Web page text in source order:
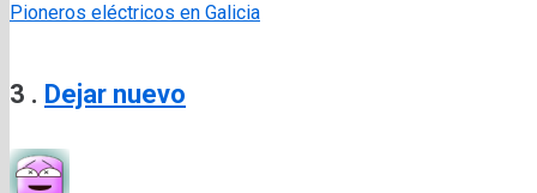
Pioneros eléctricos en Galicia
3 Comentarios
. Dejar nuevo